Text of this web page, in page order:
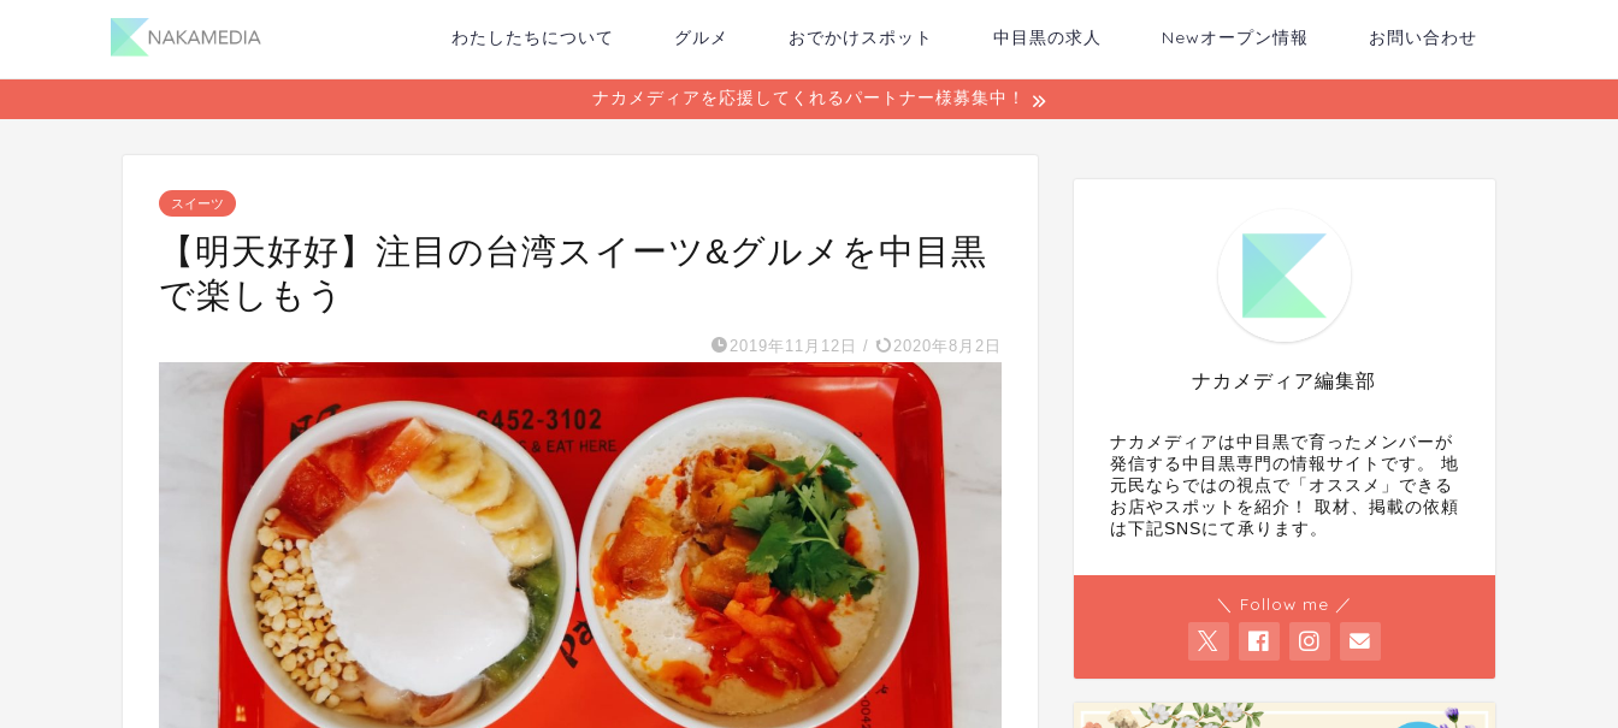
わたしたちについて グルメ おでかけスポット 中目黒の求人 Newオープン情報 お問い合わせ
ナカメディアを応援してくれるパートナー様募集中！
スイーツ
【明天好好】注目の台湾スイーツ&グルメを中目黒
で楽しもう
2019年11月12日 / 2020年8月2日
ナカメディア編集部
ナカメディアは中目黒で育ったメンバーが
発信する中目黒専門の情報サイトです。 地
元民ならではの視点で「オススメ」できる
お店やスポットを紹介！ 取材、掲載の依頼
は下記SNSにて承ります。
＼ Follow me ／